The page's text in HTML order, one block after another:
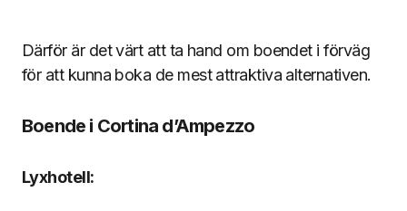
Därför är det värt att ta hand om boendet i förväg
för att kunna boka de mest attraktiva alternativen.
Boende i Cortina d’Ampezzo
Lyxhotell: